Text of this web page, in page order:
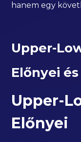
hanem egy
Upper-
Előnyei
Upper-
Előnyei